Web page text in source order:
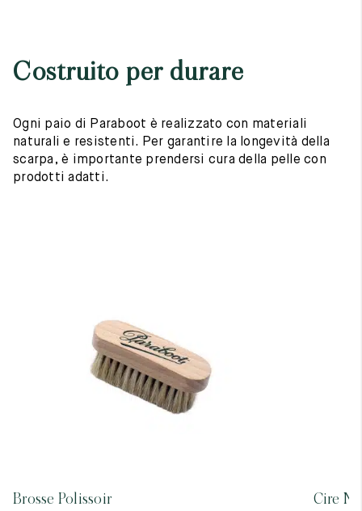
Costruito per durare
Ogni paio di Paraboot è realizzato con materiali
naturali e resistenti. Per garantire la longevità della
scarpa, è importante prendersi cura della pelle con
prodotti adatti.
Brosse Polissoir Cire